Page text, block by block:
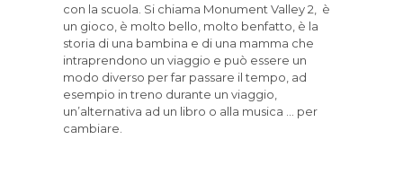
con la scuola. Si chiama Monument Valley 2,
è
un gioco, è molto bello, molto benfatto, è la
storia di una bambina e di una mamma che
intraprendono un viaggio e può essere un
modo diverso per far passare il tempo, ad
esempio in treno durante un viaggio,
un’alternativa ad un libro o alla musica … per
cambiare.